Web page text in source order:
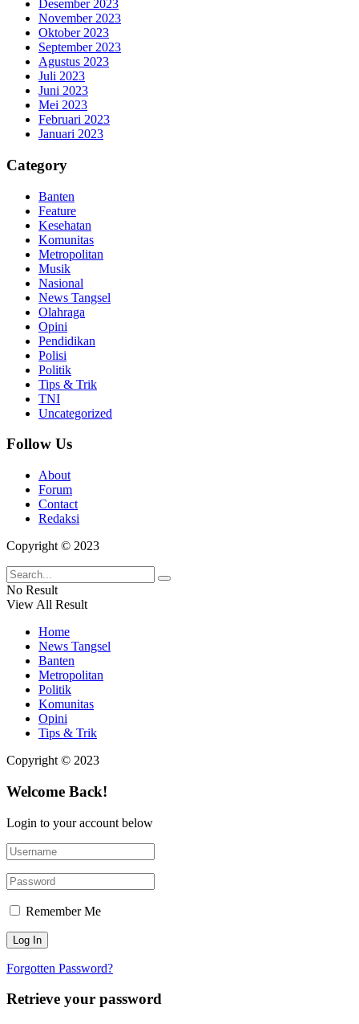
Desember 2023
November 2023
Oktober 2023
September 2023
Agustus 2023
Juli 2023
Juni 2023
Mei 2023
Februari 2023
Januari 2023
Category
Banten
Feature
Kesehatan
Komunitas
Metropolitan
Musik
Nasional
News Tangsel
Olahraga
Opini
Pendidikan
Polisi
Politik
Tips & Trik
TNI
Uncategorized
Follow Us
About
Forum
Contact
Redaksi
Copyright © 2023
No Result
View All Result
Home
News Tangsel
Banten
Metropolitan
Politik
Komunitas
Opini
Tips & Trik
Copyright © 2023
Welcome Back!
Login to your account below
Remember Me
Forgotten Password?
Retrieve your password